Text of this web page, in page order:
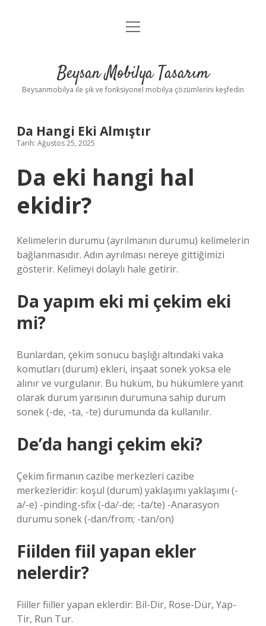
Anasayfa
Yasal Uyarı
menüyü
Beysan Mobilya Tasarım
Beysanmobilya ile şık ve fonksiyonel mobilya çözümlerini keşfedin
Da Hangi Eki Almıştır
Tarih: Ağustos 25, 2025
Da eki hangi hal
ekidir?
Kelimelerin durumu (ayrılmanın durumu) kelimelerin
bağlanmasıdır. Adın ayrılması nereye gittiğimizi
gösterir. Kelimeyi dolaylı hale getirir.
Da yapım eki mi çekim eki
mi?
Bunlardan, çekim sonucu başlığı altındaki vaka
komutları (durum) ekleri, inşaat sonek yoksa ele
alınır ve vurgulanır. Bu hüküm, bu hükümlere yanıt
olarak durum yarısının durumuna sahip durum
sonek (-de, -ta, -te) durumunda da kullanılır.
De’da hangi çekim eki?
Çekim firmanın cazibe merkezleri cazibe
merkezleridir: koşul (durum) yaklaşımı yaklaşımı (-
a/-e) -pinding-sfix (-da/-de; -ta/te) -Anarasyon
durumu sonek (-dan/from; -tan/on)
Fiilden fiil yapan ekler
nelerdir?
Fiiller fiiller yapan eklerdir: Bil-Dir, Rose-Dür, Yap-
Tir, Run Tur.